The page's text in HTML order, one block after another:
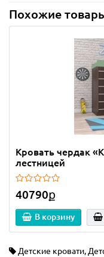
Похожие
Кровать чердак
лестницей
40790ք
В корзину
Детские кровати,